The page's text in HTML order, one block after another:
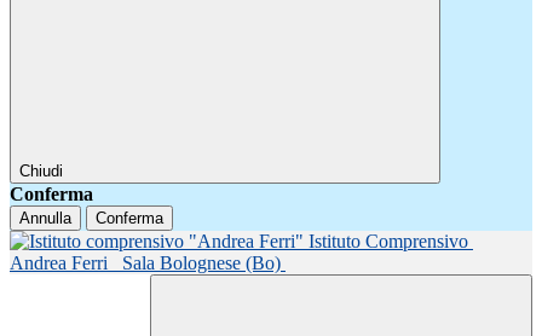
Chiudi
Conferma
Annulla Conferma
Istituto Comprensivo
Andrea Ferri
Sala Bolognese (Bo)